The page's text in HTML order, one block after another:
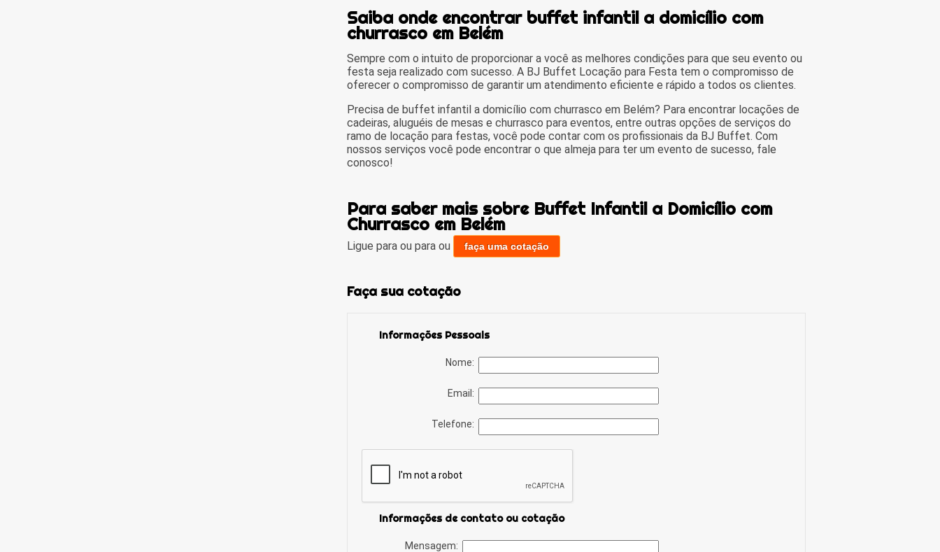
Saiba onde encontrar buffet infantil a domicílio com
churrasco em Belém
Sempre com o intuito de proporcionar a você as melhores condições para que seu evento ou
festa seja realizado com sucesso. A BJ Buffet Locação para Festa tem o compromisso de
oferecer o compromisso de garantir um atendimento eficiente e rápido a todos os clientes.
Precisa de buffet infantil a domicílio com churrasco em Belém? Para encontrar locações de
cadeiras, aluguéis de mesas e churrasco para eventos, entre outras opções de serviços do
ramo de locação para festas, você pode contar com os profissionais da BJ Buffet. Com
nossos serviços você pode encontrar o que almeja para ter um evento de sucesso, fale
conosco!
Para saber mais sobre Buffet Infantil a Domicílio com
Churrasco em Belém
Ligue para ou para ou faça uma cotação
Faça sua cotação
Informações Pessoais
Nome:
Email:
Telefone:
Informações de contato ou cotação
Mensagem: